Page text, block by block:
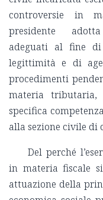
controversie in
presidente
adeguati al fine
legittimità e di
procedimenti
materia tributaria,
specifica
alla sezione civile di
Del perché
in materia fiscale
attuazione della